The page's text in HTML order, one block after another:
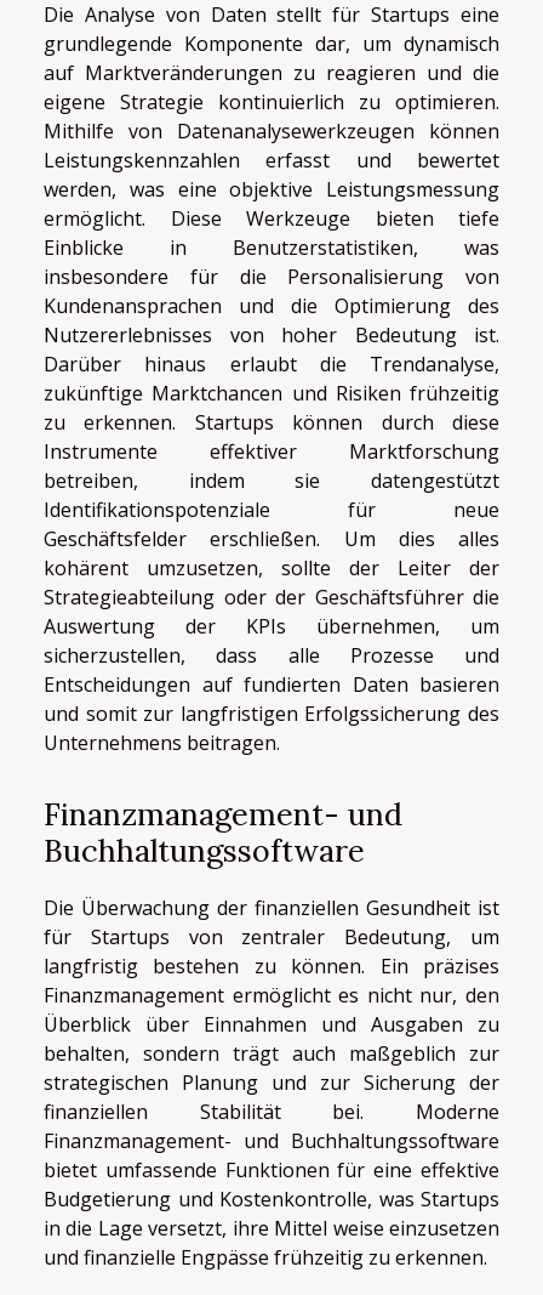
Die Analyse von Daten stellt für Startups eine
grundlegende Komponente dar, um dynamisch
auf Marktveränderungen zu reagieren und die
eigene Strategie kontinuierlich zu optimieren.
Mithilfe von Datenanalysewerkzeugen können
Leistungskennzahlen erfasst und bewertet
werden, was eine objektive Leistungsmessung
ermöglicht. Diese Werkzeuge bieten tiefe
Einblicke in Benutzerstatistiken, was
insbesondere für die Personalisierung von
Kundenansprachen und die Optimierung des
Nutzererlebnisses von hoher Bedeutung ist.
Darüber hinaus erlaubt die Trendanalyse,
zukünftige Marktchancen und Risiken frühzeitig
zu erkennen. Startups können durch diese
Instrumente effektiver Marktforschung
betreiben, indem sie datengestützt
Identifikationspotenziale für neue
Geschäftsfelder erschließen. Um dies alles
kohärent umzusetzen, sollte der Leiter der
Strategieabteilung oder der Geschäftsführer die
Auswertung der KPIs übernehmen, um
sicherzustellen, dass alle Prozesse und
Entscheidungen auf fundierten Daten basieren
und somit zur langfristigen Erfolgssicherung des
Unternehmens beitragen.
Finanzmanagement- und
Buchhaltungssoftware
Die Überwachung der finanziellen Gesundheit ist
für Startups von zentraler Bedeutung, um
langfristig bestehen zu können. Ein präzises
Finanzmanagement ermöglicht es nicht nur, den
Überblick über Einnahmen und Ausgaben zu
behalten, sondern trägt auch maßgeblich zur
strategischen Planung und zur Sicherung der
finanziellen Stabilität bei. Moderne
Finanzmanagement- und Buchhaltungssoftware
bietet umfassende Funktionen für eine effektive
Budgetierung und Kostenkontrolle, was Startups
in die Lage versetzt, ihre Mittel weise einzusetzen
und finanzielle Engpässe frühzeitig zu erkennen.